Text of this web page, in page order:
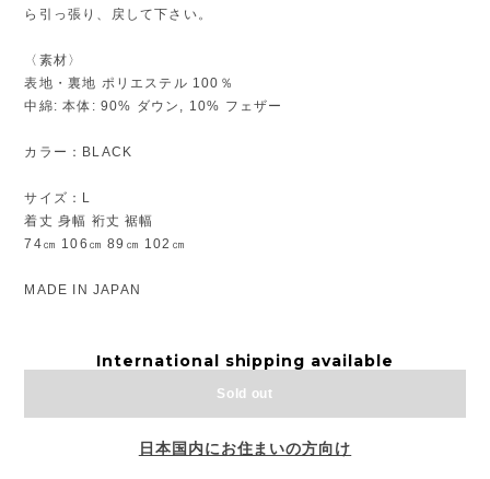
ら引っ張り、戻して下さい。
〈素材〉
表地・裏地 ポリエステル 100％
中綿: 本体: 90% ダウン, 10% フェザー
カラー：BLACK
サイズ：L
着丈 身幅 裄丈 裾幅
74㎝ 106㎝ 89㎝ 102㎝
MADE IN JAPAN
International shipping available
Sold out
日本国内にお住まいの方向け